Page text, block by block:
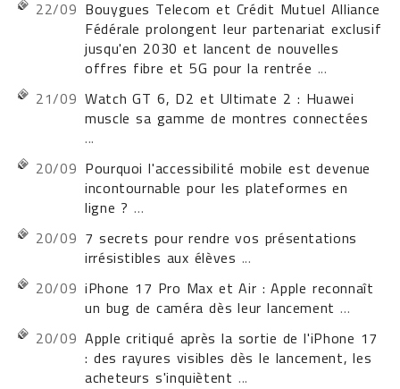
22/09 Bouygues Telecom et Crédit Mutuel Alliance
Fédérale prolongent leur partenariat exclusif
jusqu'en 2030 et lancent de nouvelles
offres fibre et 5G pour la rentrée ...
21/09 Watch GT 6, D2 et Ultimate 2 : Huawei
muscle sa gamme de montres connectées
...
20/09 Pourquoi l'accessibilité mobile est devenue
incontournable pour les plateformes en
ligne ? ...
20/09 7 secrets pour rendre vos présentations
irrésistibles aux élèves ...
20/09 iPhone 17 Pro Max et Air : Apple reconnaît
un bug de caméra dès leur lancement ...
20/09 Apple critiqué après la sortie de l'iPhone 17
: des rayures visibles dès le lancement, les
acheteurs s'inquiètent ...